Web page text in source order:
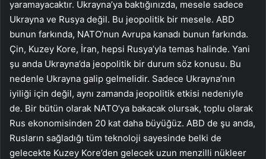
yaramayacaktır. Ukrayna’ya baktığınızda, mesele sadece
Ukrayna ve Rusya değil. Bu jeopolitik bir mesele. ABD
bunun farkında, NATO’nun Avrupa kanadı bunun farkında.
Çin, Kuzey Kore, İran, hepsi Rusya’yla temas halinde. Yani
şu anda Ukrayna’da jeopolitik bir durum söz konusu. Bu
nedenle Ukrayna galip gelmelidir. Sadece Ukrayna’nın
iyiliği için değil, aynı zamanda jeopolitik etkisi nedeniyle
de. Bir bütün olarak NATO’ya bakacak olursak, toplu olarak
Rus ekonomisinden 20 kat daha büyüğüz. ABD de şu anda,
Rusların sağladığı tüm teknoloji sayesinde belki de
gelecekte Kuzey Kore’den gelecek uzun menzilli nükleer